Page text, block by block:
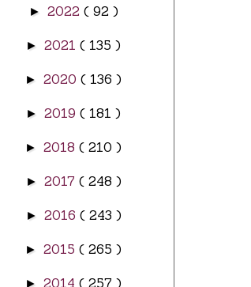
► 2022 ( 92 )
►2021( 135 )
►2020( 136 )
►2019( 181 )
►2018( 210 )
► 2017 ( 248 )
► 2016 ( 243 )
►2015( 265 )
►2014( 257 )